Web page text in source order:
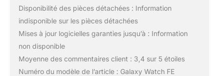
Disponibilité des pièces détachées : Information
indisponible sur les pièces détachées
Mises à jour logicielles garanties jusqu’à : Information
non disponible
Moyenne des commentaires client : 3,4 sur 5 étoiles
Numéro du modèle de l’article : Galaxy Watch FE